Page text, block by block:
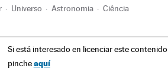
Universo Astronomia Ciência
Si está interesado en licenciar este contenido,
pincheaquí